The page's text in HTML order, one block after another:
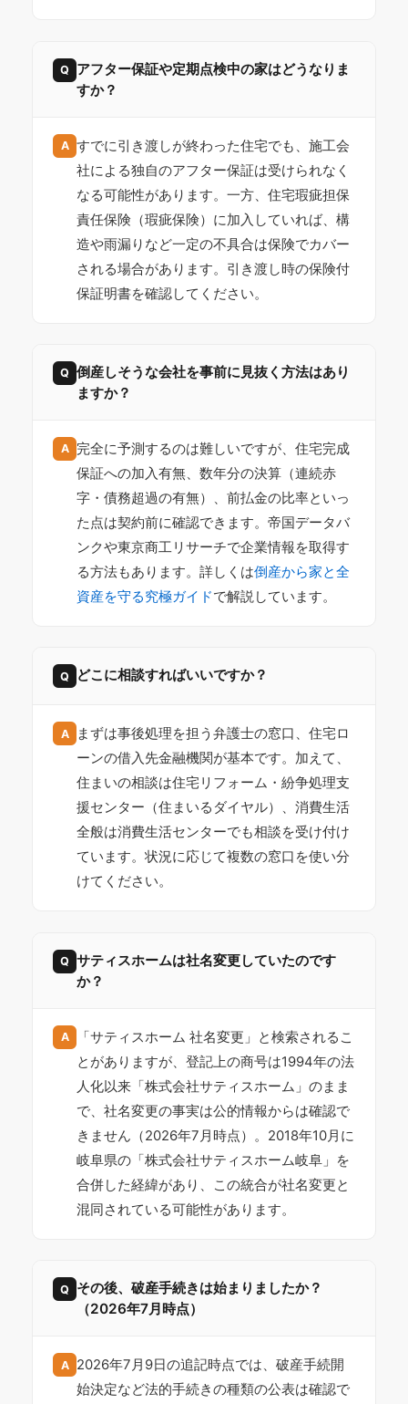
Q
アフター保証や定期点検中の家はどうなりま
すか？
A すでに引き渡しが終わった住宅でも、施工会
社による独自のアフター保証は受けられなく
なる可能性があります。一方、住宅瑕疵担保
責任保険（瑕疵保険）に加入していれば、構
造や雨漏りなど一定の不具合は保険でカバー
される場合があります。引き渡し時の保険付
保証明書を確認してください。
Q 倒産しそうな会社を事前に見抜く方法はあり
ますか？
A
完全に予測するのは難しいですが、住宅完成
保証への加入有無、数年分の決算（連続赤
字・債務超過の有無）、前払金の比率といっ
た点は契約前に確認できます。帝国データバ
ンクや東京商工リサーチで企業情報を取得す
る方法もあります。詳しくは倒産から家と全
資産を守る究極ガイドで解説しています。
Q どこに相談すればいいですか？
A
まずは事後処理を担う弁護士の窓口、住宅ロ
ーンの借入先金融機関が基本です。加えて、
住まいの相談は住宅リフォーム・紛争処理支
援センター（住まいるダイヤル）、消費生活
全般は消費生活センターでも相談を受け付け
ています。状況に応じて複数の窓口を使い分
けてください。
Q サティスホームは社名変更していたのです
か？
A
「サティスホーム 社名変更」と検索されるこ
とがありますが、登記上の商号は1994年の法
人化以来「株式会社サティスホーム」のまま
で、社名変更の事実は公的情報からは確認で
きません（2026年7月時点）。2018年10月に
岐阜県の「株式会社サティスホーム岐阜」を
合併した経緯があり、この統合が社名変更と
混同されている可能性があります。
Q
その後、破産手続きは始まりましたか？
（2026年7月時点）
A
2026年7月9日の追記時点では、破産手続開
始決定など法的手続きの種類の公表は確認で